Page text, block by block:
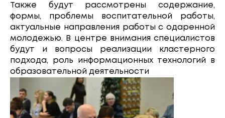
Также будут рассмотрены содержание,
формы, проблемы воспитательной работы,
актуальные направления работы с одаренной
молодежью. В центре внимания специалистов
будут и вопросы реализации кластерного
подхода, роль информационных технологий в
образовательной деятельности